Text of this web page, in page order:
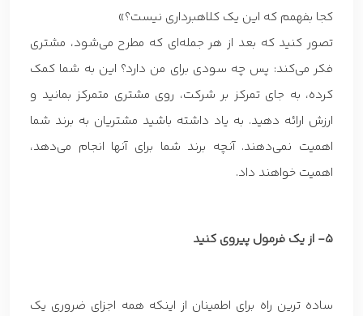
کجا بفهمم که این یک کلاهبرداری نیست؟»
تصور کنید که بعد از هر جمله‌ای که مطرح می‌شود، مشتری
فکر می‌کند: پس چه سودی برای من دارد؟ این به شما کمک
کرده، به جای تمرکز بر شرکت، روی مشتری متمرکز بمانید و
ارزش ارائه دهید. به یاد داشته باشید مشتریان به برند شما
اهمیت نمی‌دهند. آنچه برند شما برای آنها انجام می‌دهد،
اهمیت خواهند داد.
5- از یک فرمول پیروی کنید
ساده ترین راه برای اطمینان از اینکه همه اجزای ضروری یک